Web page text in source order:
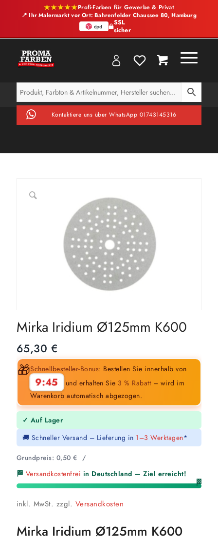
★★★★★Profi-Farben für Gewerbe & Privat
📍 Ihr Malermarkt vor Ort: Bahrenfelder Chaussee 80, Hamburg
SSL
sicher
Kontaktiere uns über WhatsApp 01743145316
Mirka Iridium Ø125mm K600
65,30 €
🎁Schnellbesteller-Bonus: Bestellen Sie innerhalb von
9:44 und erhalten Sie 3 % Rabatt– wird im
Warenkorb automatisch abgezogen.
✓ Auf Lager
🚚 Schneller Versand – Lieferung in 1–3 Werktagen*
Grundpreis: 0,50€ /
🏁 Versandkostenfrei in Deutschland — Ziel erreicht!
🏁
inkl. MwSt. zzgl. Versandkosten
Mirka Iridium Ø125mm K600